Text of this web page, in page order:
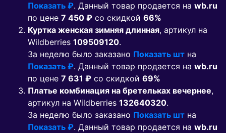
Показать ₽. Данный товар продается на wb.ru
по цене 7 450 ₽ co скидкой 66%
Куртка женская зимняя длинная, артикул на
Wildberries 109509120.
За неделю было заказано Показать шт на
Показать ₽. Данный товар продается на wb.ru
по цене 7 631 ₽ co скидкой 69%
Платье комбинация на бретельках вечернее,
артикул на Wildberries 132640320.
За неделю было заказано Показать шт на
Показать ₽. Данный товар продается на wb.ru